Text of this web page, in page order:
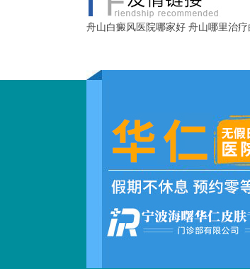
舟山白癜风医院哪家好 舟山哪里治